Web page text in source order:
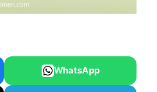
WhatsApp